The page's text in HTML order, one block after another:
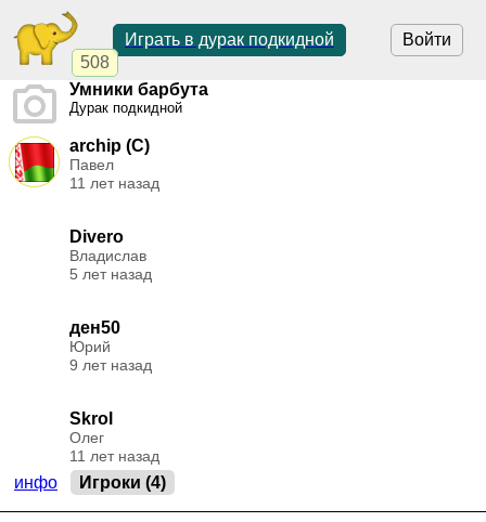
508
Войти
Играть в дурак подкидной
Умники барбута
Дурак подкидной
archip (C)
Павел
11 лет назад
Divero
Владислав
5 лет назад
ден50
Юрий
9 лет назад
Skrol
Олег
11 лет назад
инфо Игроки (4)